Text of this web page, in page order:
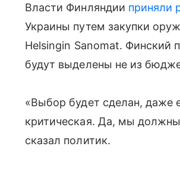
Власти Финляндии приняли
Украины путем закупки
Helsingin Sanomat. Финский
будут выделены не из
«Выбор будет сделан, даже
критическая. Да, мы
сказал политик.